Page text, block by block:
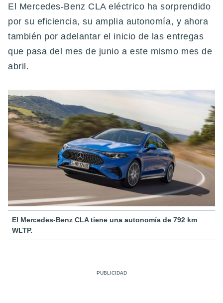
El Mercedes-Benz CLA eléctrico ha sorprendido
por su eficiencia, su amplia autonomía, y ahora
también por adelantar el inicio de las entregas
que pasa del mes de junio a este mismo mes de
abril.
El Mercedes-Benz CLA tiene una autonomía de 792 km
WLTP.